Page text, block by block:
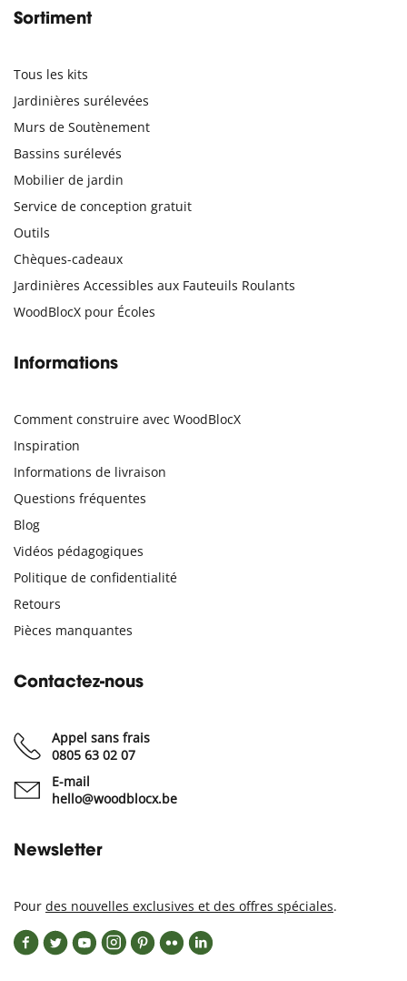
Sortiment
Tous les kits
Jardinières surélevées
Murs de Soutènement
Bassins surélevés
Mobilier de jardin
Service de conception gratuit
Outils
Chèques-cadeaux
Jardinières Accessibles aux Fauteuils Roulants
WoodBlocX pour Écoles
Informations
Comment construire avec WoodBlocX
Inspiration
Informations de livraison
Questions fréquentes
Blog
Vidéos pédagogiques
Politique de confidentialité
Retours
Pièces manquantes
Contactez-nous
Appel sans frais
0805 63 02 07
E-mail
hello@woodblocx.be
Newsletter
Pour des nouvelles exclusives et des offres spéciales.